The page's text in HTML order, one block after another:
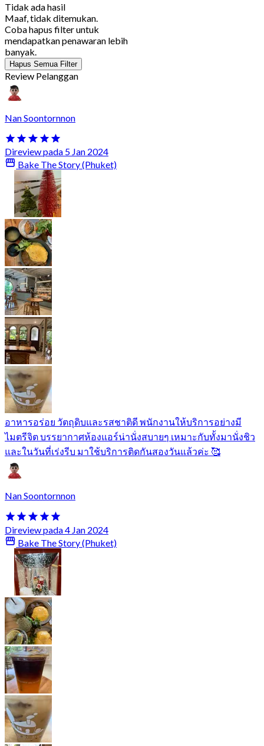
Tidak ada hasil
Maaf, tidak ditemukan.
Coba hapus filter untuk
mendapatkan penawaran lebih
banyak.
Hapus Semua Filter
Review Pelanggan
Nan Soontornnon
Direview pada 5 Jan 2024
Bake The Story (Phuket)
อาหารอร่อย วัตถุดิบและรสชาติดี พนักงานให้บริการอย่างมี
ไมตรีจิต บรรยากาศห้องแอร์น่านั่งสบายๆ เหมาะกับทั้งมานั่งชิว
และในวันที่เร่งรีบ มาใช้บริการติดกันสองวันแล้วค่ะ 🥰
Nan Soontornnon
Direview pada 4 Jan 2024
Bake The Story (Phuket)